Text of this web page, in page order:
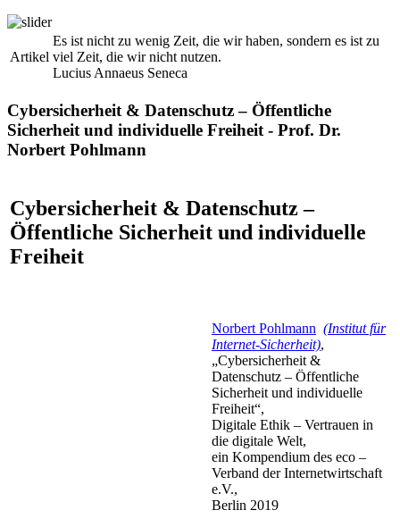
Artikel
Es ist nicht zu wenig Zeit, die wir haben, sondern es ist zu
viel Zeit, die wir nicht nutzen.
Lucius Annaeus Seneca
Cybersicherheit & Datenschutz – Öffentliche
Sicherheit und individuelle Freiheit - Prof. Dr.
Norbert Pohlmann
Cybersicherheit & Datenschutz –
Öffentliche Sicherheit und individuelle
Freiheit
Norbert Pohlmann (Institut für
Internet-Sicherheit),
„Cybersicherheit &
Datenschutz – Öffentliche
Sicherheit und individuelle
Freiheit“,
Digitale Ethik – Vertrauen in
die digitale Welt,
ein Kompendium des eco –
Verband der Internetwirtschaft
e.V.,
Berlin 2019